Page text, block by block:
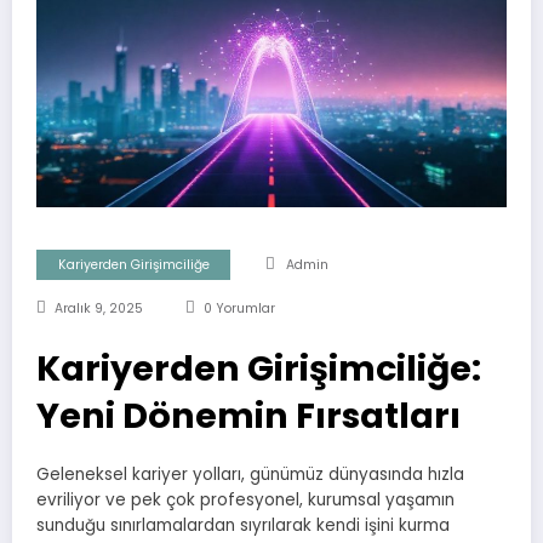
Kariyerden Girişimciliğe Admin
Aralık 9, 2025 0 Yorumlar
Kariyerden Girişimciliğe:
Yeni Dönemin Fırsatları
Geleneksel kariyer yolları, günümüz dünyasında hızla
evriliyor ve pek çok profesyonel, kurumsal yaşamın
sunduğu sınırlamalardan sıyrılarak kendi işini kurma